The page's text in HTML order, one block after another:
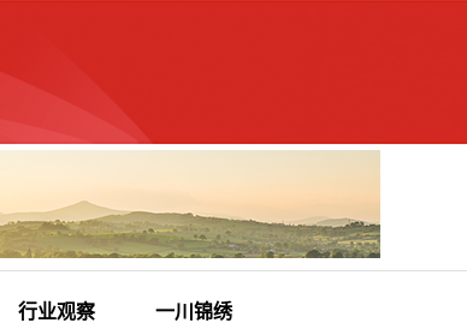
行业观察 一川锦绣